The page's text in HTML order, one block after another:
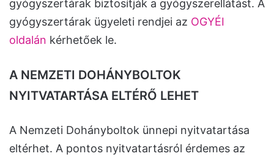
gyógyszertárak biztosítják a gyógyszerellátást. A
gyógyszertárak ügyeleti rendjei az OGYÉI
oldalán kérhetőek le.
A NEMZETI DOHÁNYBOLTOK
NYITVATARTÁSA ELTÉRŐ LEHET
A Nemzeti Dohányboltok ünnepi nyitvatartása
eltérhet. A pontos nyitvatartásról érdemes az